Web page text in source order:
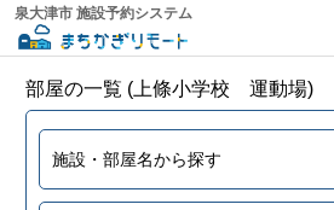
泉大津市 施設予約システム
部屋の一覧 (上條小学校 運動場)